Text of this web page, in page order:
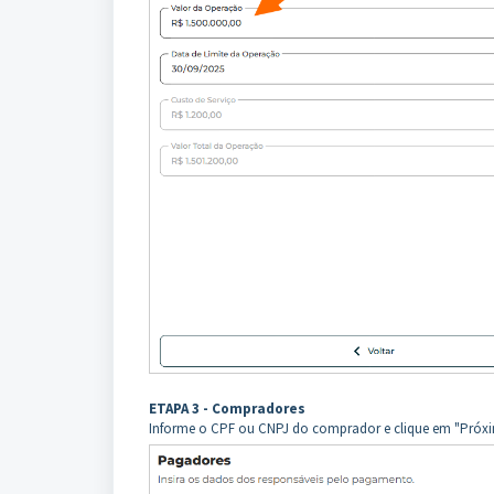
ETAPA 3 - Compradores
Informe o CPF ou CNPJ do comprador e clique em